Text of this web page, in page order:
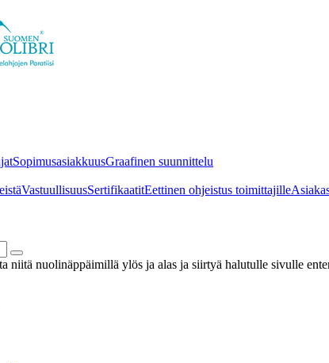
SopimusasiakkuusGraafinen suunnittelu
VastuullisuusSertifikaatitEettinen ohjeistus toimittajille
niitä nuolinäppäimillä ylös ja alas ja siirtyä halutulle sivulle